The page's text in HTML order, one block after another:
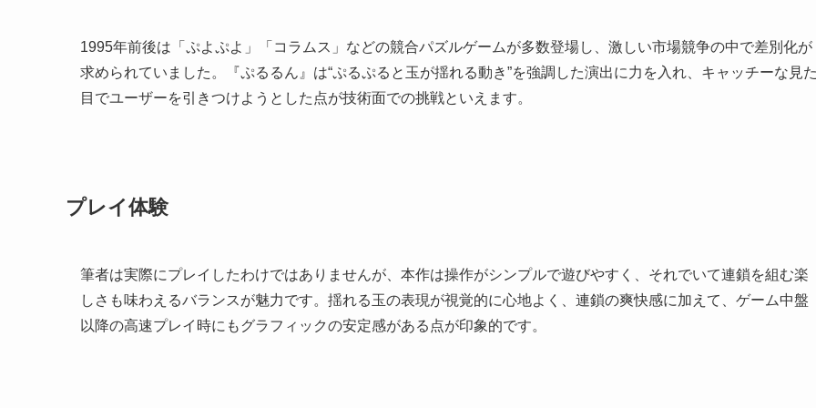
1995年前後は「ぷよぷよ」「コラムス」などの競合パズルゲームが多数登場し、激しい市場競争の中で差別化が
求められていました。『ぷるるん』は“ぷるぷると玉が揺れる動き”を強調した演出に力を入れ、キャッチーな見
目でユーザーを引きつけようとした点が技術面での挑戦といえます。
プレイ体験
筆者は実際にプレイしたわけではありませんが、本作は操作がシンプルで遊びやすく、それでいて連鎖を組む楽
しさも味わえるバランスが魅力です。揺れる玉の表現が視覚的に心地よく、連鎖の爽快感に加えて、ゲーム中盤
以降の高速プレイ時にもグラフィックの安定感がある点が印象的です。